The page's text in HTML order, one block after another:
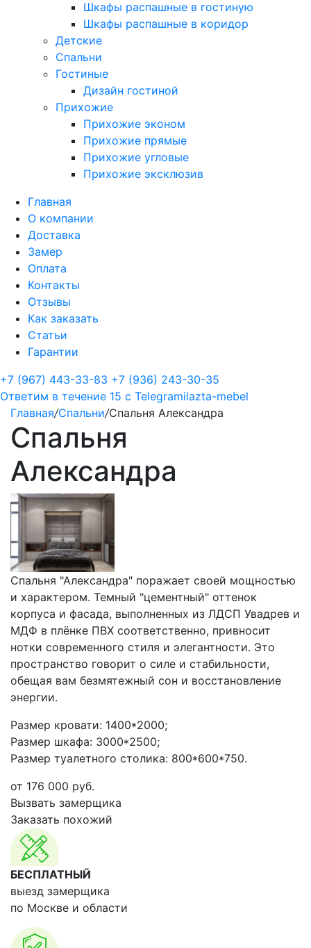
Шкафы распашные в гостиную
Шкафы распашные в коридор
Детские
Спальни
Гостиные
Дизайн гостиной
Прихожие
Прихожие эконом
Прихожие прямые
Прихожие угловые
Прихожие эксклюзив
Главная
О компании
Доставка
Замер
Оплата
Контакты
Отзывы
Как заказать
Статьи
Гарантии
+7 (967) 443-33-83 +7 (936) 243-30-35
Ответим в течение 15 с Telegramilazta-mebel
Главная/Спальни/Спальня Александра
Спальня
Александра
Спальня "Александра" поражает своей мощностью
и характером. Темный "цементный" оттенок
корпуса и фасада, выполненных из ЛДСП Увадрев и
МДФ в плёнке ПВХ соответственно, привносит
нотки современного стиля и элегантности. Это
пространство говорит о силе и стабильности,
обещая вам безмятежный сон и восстановление
энергии.
Размер кровати: 1400*2000;
Размер шкафа: 3000*2500;
Размер туалетного столика: 800*600*750.
от 176 000 руб.
Вызвать замерщика
Заказать похожий
БЕСПЛАТНЫЙ
выезд замерщика
по Москве и области